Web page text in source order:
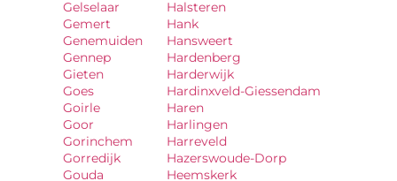
Gelselaar
Gemert
Genemuiden
Gennep
Gieten
Goes
Goirle
Goor
Gorinchem
Gorredijk
Gouda
Halsteren
Hank
Hansweert
Hardenberg
Harderwijk
Hardinxveld-Giessendam
Haren
Harlingen
Harreveld
Hazerswoude-Dorp
Heemskerk